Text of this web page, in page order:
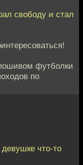
свободу и стал
футболки
по
что-то